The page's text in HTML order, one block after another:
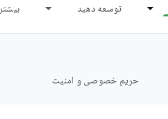
توسعه دهید بیشتر
حریم خصوصی و امنیت